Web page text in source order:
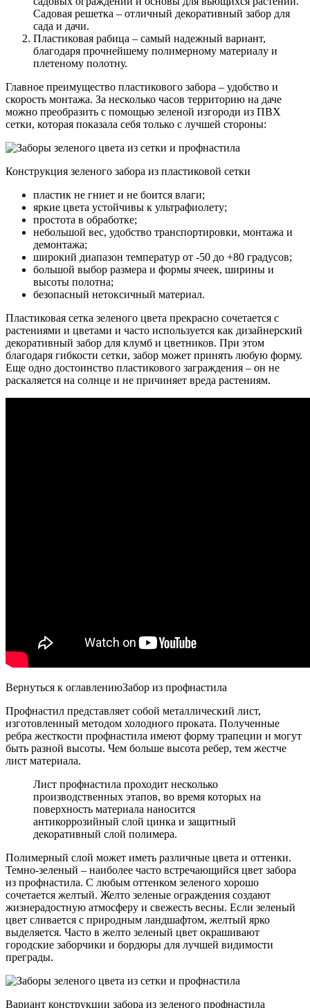
Садовая решетка – отличный декоративный забор для
сада и дачи.
Пластиковая рабица – самый надежный вариант,
благодаря прочнейшему полимерному материалу и
плетеному полотну.
Главное преимущество пластикового забора – удобство и
скорость монтажа. За несколько часов территорию на даче
можно преобразить с помощью зеленой изгороди из ПВХ
сетки, которая показала себя только с лучшей стороны:
Конструкция зеленого забора из пластиковой сетки
пластик не гниет и не боится влаги;
яркие цвета устойчивы к ультрафиолету;
простота в обработке;
небольшой вес, удобство транспортировки, монтажа и
демонтажа;
широкий диапазон температур от -50 до +80 градусов;
большой выбор размера и формы ячеек, ширины и
высоты полотна;
безопасный нетоксичный материал.
Пластиковая сетка зеленого цвета прекрасно сочетается с
растениями и цветами и часто используется как дизайнерский
декоративный забор для клумб и цветников. При этом
благодаря гибкости сетки, забор может принять любую форму.
Еще одно достоинство пластикового заграждения – он не
раскаляется на солнце и не причиняет вреда растениям.
Вернуться к оглавлениюЗабор из профнастила
Профнастил представляет собой металлический лист,
изготовленный методом холодного проката. Полученные
ребра жесткости профнастила имеют форму трапеции и могут
быть разной высоты. Чем больше высота ребер, тем жестче
лист материала.
Лист профнастила проходит несколько
производственных этапов, во время которых на
поверхность материала наносится
антикоррозийный слой цинка и защитный
декоративный слой полимера.
Полимерный слой может иметь различные цвета и оттенки.
Темно-зеленый – наиболее часто встречающийся цвет забора
из профнастила. С любым оттенком зеленого хорошо
сочетается желтый. Желто зеленые ограждения создают
жизнерадостную атмосферу и свежесть весны. Если зеленый
цвет сливается с природным ландшафтом, желтый ярко
выделяется. Часто в желто зеленый цвет окрашивают
городские заборчики и бордюры для лучшей видимости
преграды.
Вариант конструкции забора из зеленого профнастила